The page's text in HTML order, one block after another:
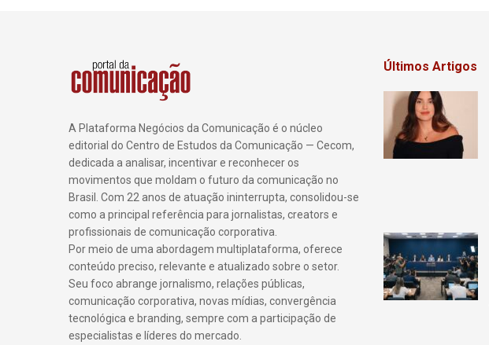
A Plataforma Negócios da Comunicação é o núcleo
editorial do Centro de Estudos da Comunicação — Cecom,
dedicada a analisar, incentivar e reconhecer os
movimentos que moldam o futuro da comunicação no
Brasil. Com 22 anos de atuação ininterrupta, consolidou-se
como a principal referência para jornalistas, creators e
profissionais de comunicação corporativa.
Por meio de uma abordagem multiplataforma, oferece
conteúdo preciso, relevante e atualizado sobre o setor.
Seu foco abrange jornalismo, relações públicas,
comunicação corporativa, novas mídias, convergência
tecnológica e branding, sempre com a participação de
especialistas e líderes do mercado.
Últimos Artigos